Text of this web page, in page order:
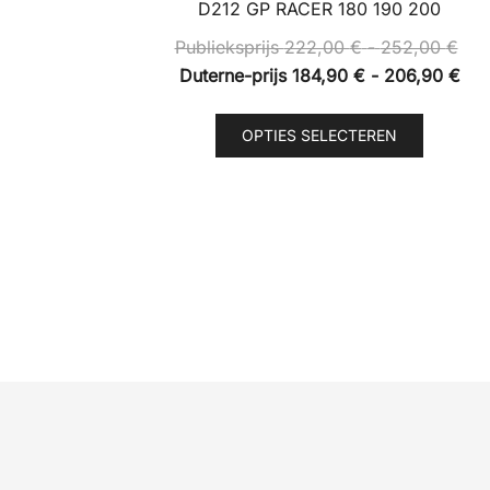
D212 GP RACER 180 190 200
Publieksprijs222,00€ - 252,00€
Duterne-prijs 184,90 € - 206,90 €
OPTIES SELECTEREN
Dit